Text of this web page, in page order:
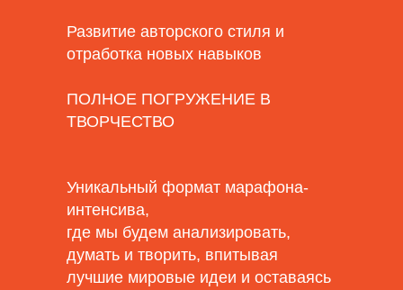
Развитие авторского стиля и
отработка новых навыков
ПОЛНОЕ ПОГРУЖЕНИЕ В
ТВОРЧЕСТВО
Уникальный формат марафона-
интенсива,
где мы будем анализировать,
думать и творить, впитывая
лучшие мировые идеи и оставаясь